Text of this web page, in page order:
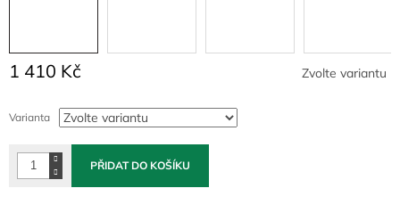
1 410 Kč
cena:
Zvolte variantu
Varianta
PŘIDAT DO KOŠÍKU